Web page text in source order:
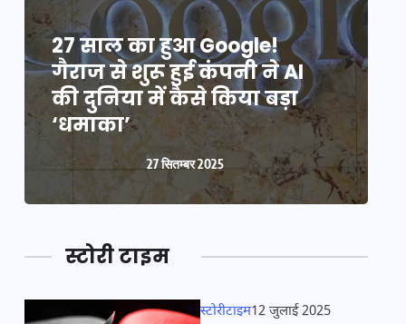
27 साल का हुआ Google!
गैराज से शुरू हुई कंपनी ने AI
की दुनिया में कैसे किया बड़ा
‘धमाका’
27 सितम्बर 2025
स्टोरी टाइम
स्टोरीटाइम12 जुलाई 2025